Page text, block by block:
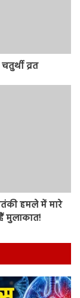
व्रत
हमले में मारे
मुलाकात!